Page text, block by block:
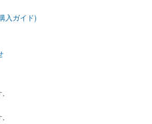
入ガイド)